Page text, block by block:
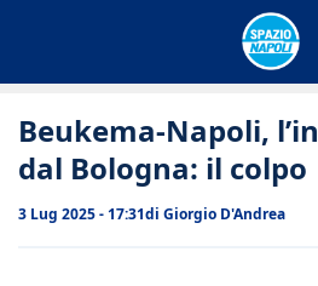
Beukema-Napoli,
dal Bologna: il colpo
3 Lug 2025 - 17:31di Giorgio D'Andrea